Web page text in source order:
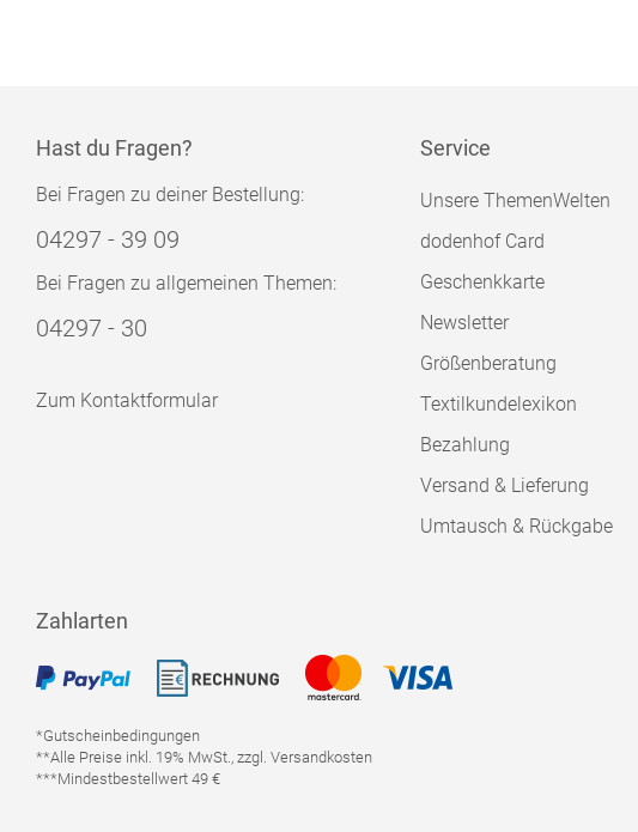
Hast du Fragen?
Bei Fragen zu deiner Bestellung:
04297 - 39 09
Bei Fragen zu allgemeinen Themen:
04297 - 30
Zum Kontaktformular
Service
Unsere ThemenWelten
dodenhof Card
Geschenkkarte
Newsletter
Größenberatung
Textilkundelexikon
Bezahlung
Versand & Lieferung
Umtausch & Rückgabe
Zahlarten
*Gutscheinbedingungen
**Alle Preise inkl. 19% MwSt., zzgl. Versandkosten
***Mindestbestellwert 49 €